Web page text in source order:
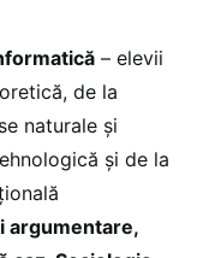
– elevii
de la
naturale și
și de la
argumentare,